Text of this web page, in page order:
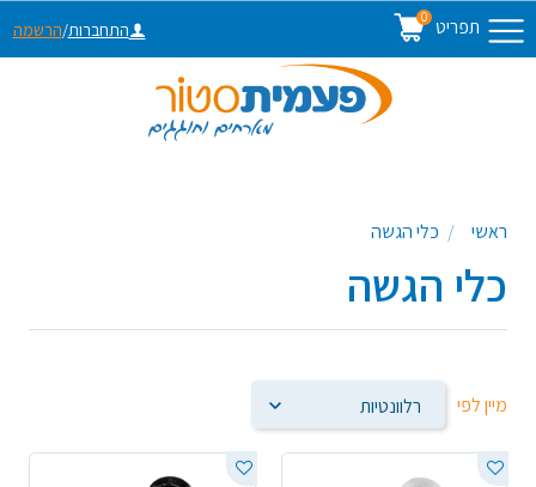
תפריט 0
התחברות/הרשמה
ראשי כלי הגשה
כלי הגשה
מיין לפי